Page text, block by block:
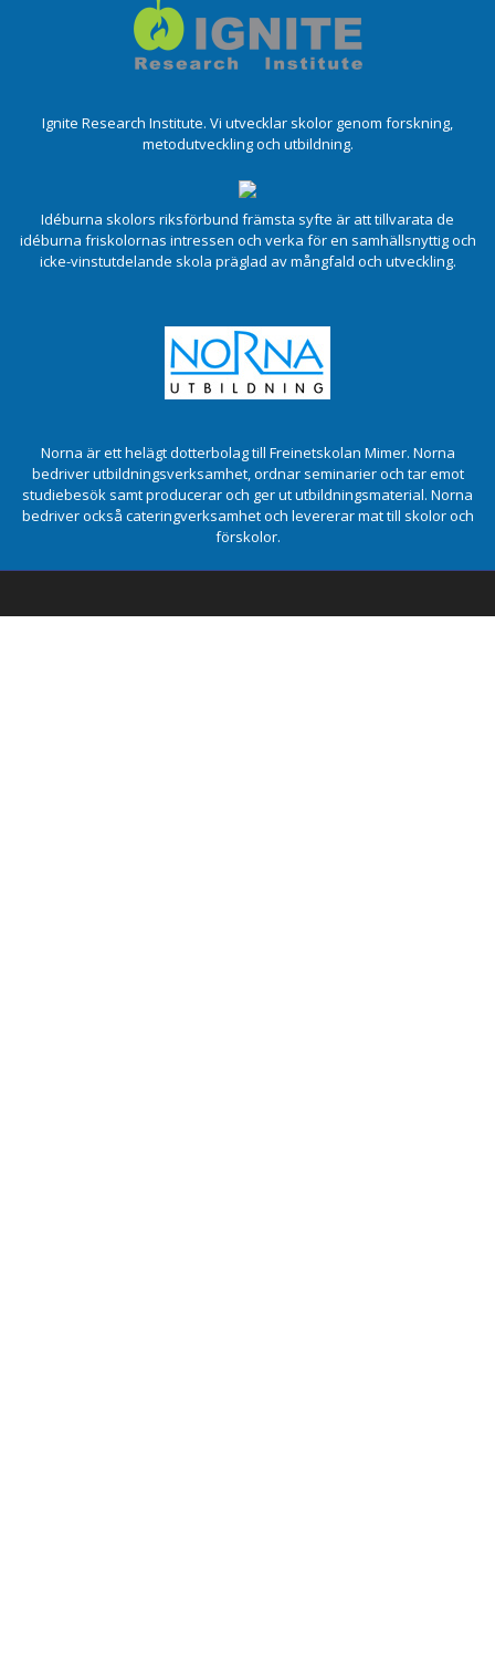
Ignite Research Institute. Vi utvecklar skolor genom forskning,
metodutveckling och utbildning.
Idéburna skolors riksförbund främsta syfte är att tillvarata de
idéburna friskolornas intressen och verka för en samhällsnyttig och
icke-vinstutdelande skola präglad av mångfald och utveckling.
Norna är ett helägt dotterbolag till Freinetskolan Mimer. Norna
bedriver utbildningsverksamhet, ordnar seminarier och tar emot
studiebesök samt producerar och ger ut utbildningsmaterial. Norna
bedriver också cateringverksamhet och levererar mat till skolor och
förskolor.